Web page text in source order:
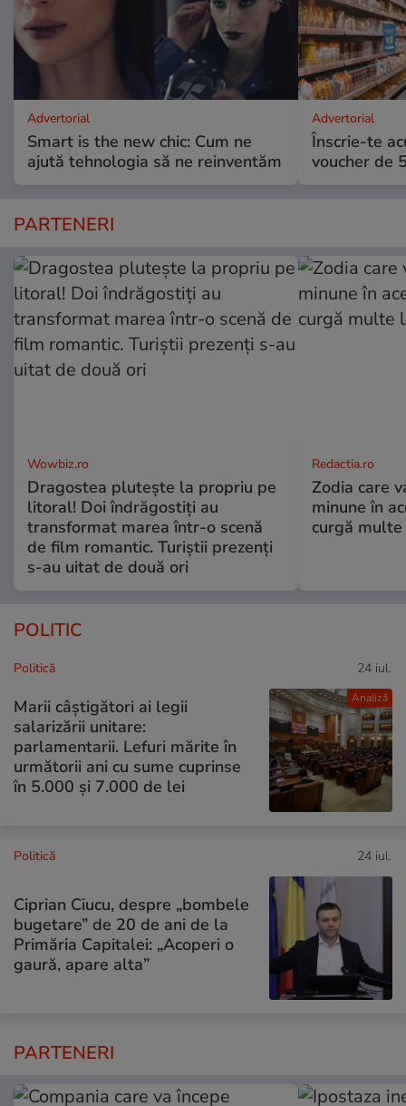
Advertorial
Smart is the new chic: Cum ne
ajută tehnologia să ne reinventăm
Advertorial
Înscrie-te
voucher de
PARTENERI
Wowbiz.ro
Dragostea plutește la propriu pe
litoral! Doi îndrăgostiți au
transformat marea într-o scenă
de film romantic. Turiștii prezenți
s-au uitat de două ori
Redactia.ro
Zodia care
minune în
curgă
POLITIC
Analiză
Politică 24 iul.
Marii câștigători ai legii
salarizării unitare:
parlamentarii. Lefuri mărite în
următorii ani cu sume cuprinse
în 5.000 și 7.000 de lei
Politică 24 iul.
Ciprian Ciucu, despre „bombele
bugetare” de 20 de ani de la
Primăria Capitalei: „Acoperi o
gaură, apare alta”
PARTENERI